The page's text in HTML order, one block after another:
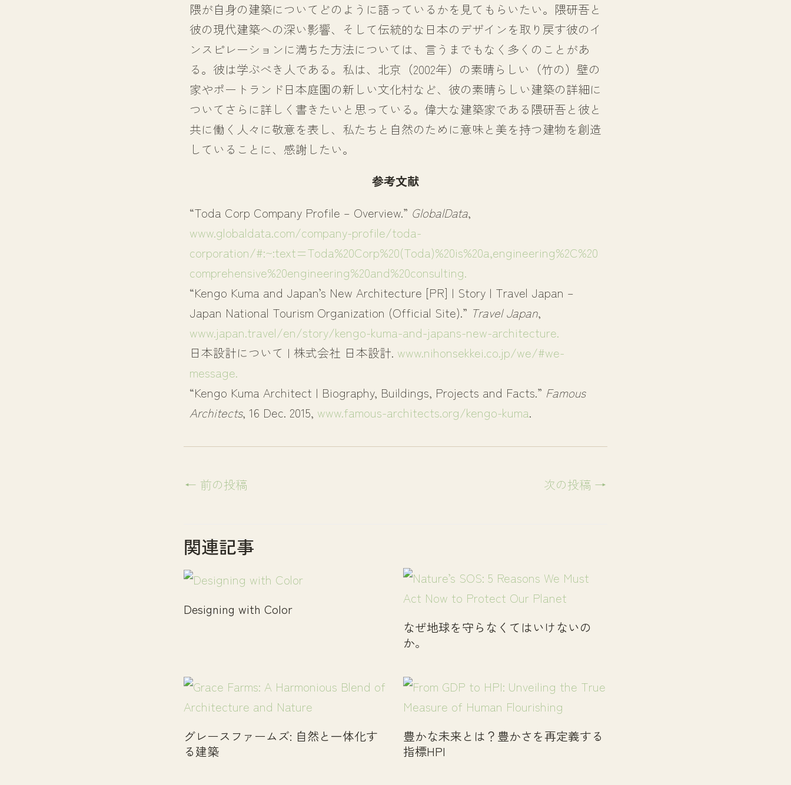
隈が自身の建築についてどのように語っているかを見てもらいたい。隈研吾と
彼の現代建築への深い影響、そして伝統的な日本のデザインを取り戻す彼のイ
ンスピレーションに満ちた方法については、言うまでもなく多くのことがあ
る。彼は学ぶべき人である。私は、北京（2002年）の素晴らしい（竹の）壁の
家やポートランド日本庭園の新しい文化村など、彼の素晴らしい建築の詳細に
ついてさらに詳しく書きたいと思っている。偉大な建築家である隈研吾と彼と
共に働く人々に敬意を表し、私たちと自然のために意味と美を持つ建物を創造
していることに、感謝したい。
参考文献
“Toda Corp Company Profile – Overview.” GlobalData,
www.globaldata.com/company-profile/toda-
corporation/#:~:text=Toda%20Corp%20(Toda)%20is%20a,engineering%2C%20
comprehensive%20engineering%20and%20consulting.
“Kengo Kuma and Japan’s New Architecture [PR] | Story | Travel Japan –
Japan National Tourism Organization (Official Site).” Travel Japan,
www.japan.travel/en/story/kengo-kuma-and-japans-new-architecture.
日本設計について | 株式会社 日本設計. www.nihonsekkei.co.jp/we/#we-
message.
“Kengo Kuma Architect | Biography, Buildings, Projects and Facts.” Famous
Architects, 16 Dec. 2015, www.famous-architects.org/kengo-kuma.
← 前の投稿 次の投稿 →
関連記事
Designing with Color
なぜ地球を守らなくてはいけないの
か。
グレースファームズ: 自然と一体化す
る建築
豊かな未来とは？豊かさを再定義する
指標HPI